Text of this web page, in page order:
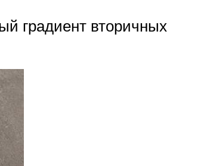
градиент вторичных